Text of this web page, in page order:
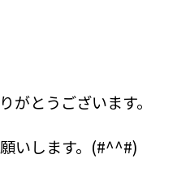
がとうございます。
いします。(#^^#)